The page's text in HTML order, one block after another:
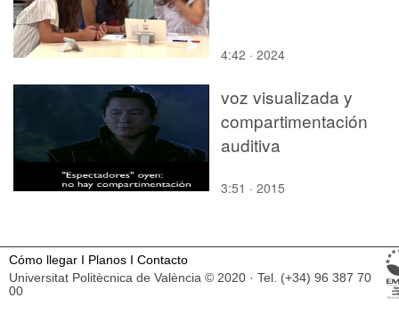
4:42 · 2024
voz visualizada y
compartimentación
auditiva
3:51 · 2015
Cómo llegar I Planos I Contacto
Universitat Politècnica de València © 2020 · Tel. (+34) 96 387 70
00